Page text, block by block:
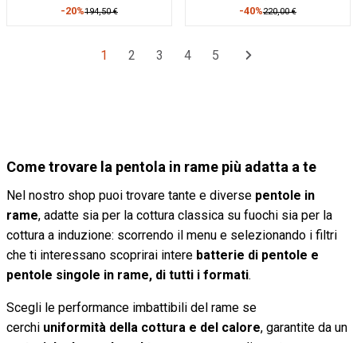
194,50 €
-20% 220,00 €
-40%
1 2 3 4 5
Come trovare la pentola in rame più adatta a te
Nel nostro shop puoi trovare tante e diverse pentole in
rame, adatte sia per la cottura classica su fuochi sia per la
cottura a induzione: scorrendo il menu e selezionando i filtri
che ti interessano scoprirai intere batterie di pentole e
pentole singole in rame, di tutti i formati.
Scegli le performance imbattibili del rame se
cerchi uniformità della cottura e del calore, garantite da un